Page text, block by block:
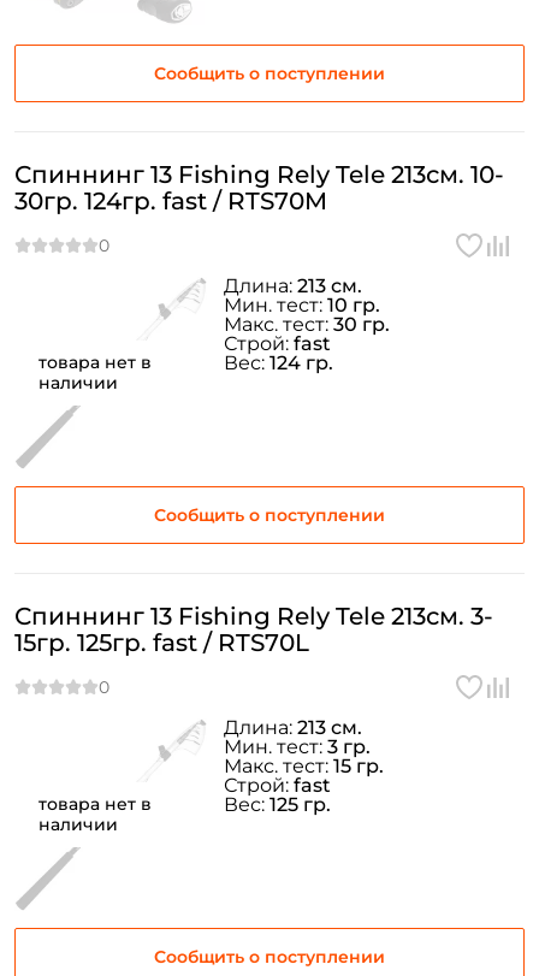
Сообщить о поступлении
товара нет в
наличии
Спиннинг 13 Fishing Rely Tele 213см. 10-
30гр. 124гр. fast / RTS70M
Сообщить о поступлении
Длина: 213 см.
Мин. тест: 10 гр.
Макс. тест: 30 гр.
Строй: fast
Вес: 124 гр.
товара нет в
наличии
Спиннинг 13 Fishing Rely Tele 213см. 3-
15гр. 125гр. fast / RTS70L
Сообщить о поступлении
Длина: 213 см.
Мин. тест: 3 гр.
Макс. тест: 15 гр.
Строй: fast
Вес: 125 гр.